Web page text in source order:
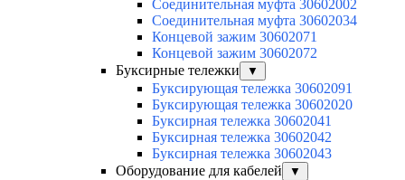
Соединительная муфта 30602002
Соединительная муфта 30602034
Концевой зажим 30602071
Концевой зажим 30602072
Буксирные тележки
▼
Буксирующая тележка 30602091
Буксирующая тележка 30602020
Буксирная тележка 30602041
Буксирная тележка 30602042
Буксирная тележка 30602043
Оборудование для кабелей
▼